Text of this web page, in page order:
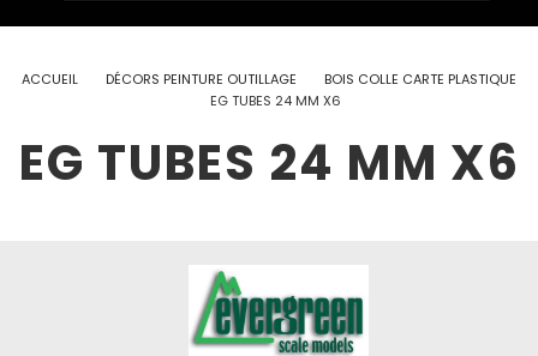
ACCUEIL DÉCORS PEINTURE OUTILLAGE
BOIS COLLE CARTE PLASTIQUE
EG TUBES 24 MM X6
EG TUBES 24 MM X6